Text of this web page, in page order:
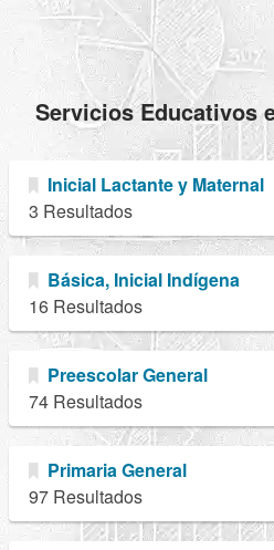
Servicios Educativos
Inicial Lactante y Maternal
3 Resultados
Básica, Inicial Indígena
16 Resultados
Preescolar General
74 Resultados
Primaria General
97 Resultados